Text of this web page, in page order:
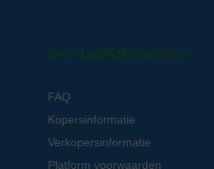
Over LabMakelaar.com
FAQ
Kopersinformatie
Verkopersinformatie
Platform voorwaarden